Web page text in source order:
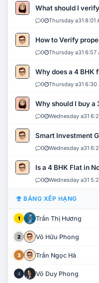
What should I
0 Thursday a31 8:01
How to Verify
0 Thursday a31 6:57
Why does a 4 BHK
0 Thursday a31 6:30
Why should I buy a
0 Wednesday a31
Smart Investment
0 Wednesday a31
Is a 4 BHK Flat in
0 Wednesday a31
BẢNG XẾP HẠNG
1 Trần Thị Hương
2 Võ Hữu Phong
3 Trần Ngọc Hà
4 Võ Duy Phong